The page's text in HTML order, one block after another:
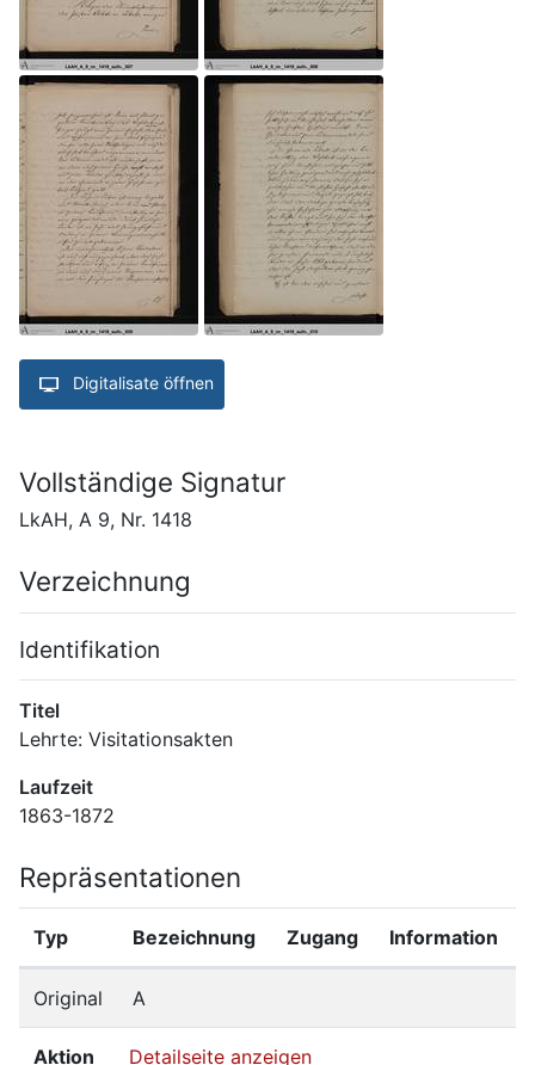
Digitalisate öffnen
Vollständige Signatur
LkAH, A 9, Nr. 1418
Verzeichnung
Identifikation
Titel
Lehrte: Visitationsakten
Laufzeit
1863-1872
Repräsentationen
Typ Bezeichnung Zugang Information
Original A
Aktion Detailseite anzeigen